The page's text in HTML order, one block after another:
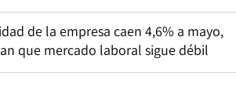
de la empresa caen 4,6% a mayo,
que mercado laboral sigue débil